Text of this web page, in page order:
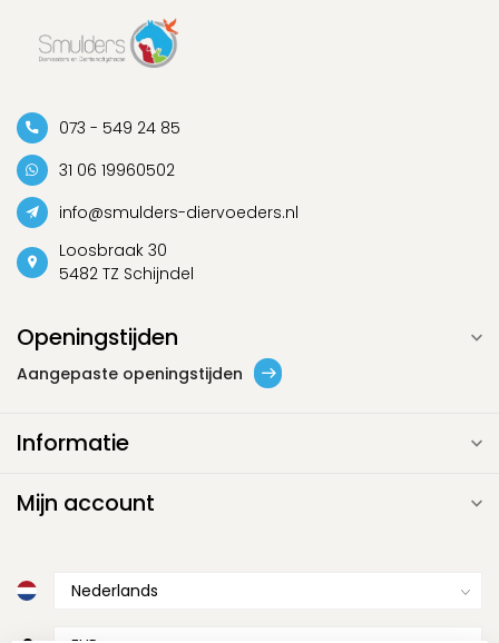
073 - 549 24 85
31 06 19960502
info@smulders-diervoeders.nl
Loosbraak 30
5482 TZ Schijndel
Openingstijden
Aangepaste openingstijden
Informatie
Mijn account